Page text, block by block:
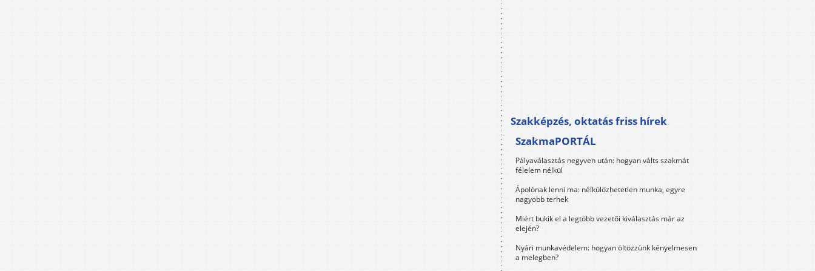
Szakképzés, oktatás friss hírek
SzakmaPORTÁL
Pályaválasztás negyven után: hogyan válts szakmát
félelem nélkül
Ápolónak lenni ma: nélkülözhetetlen munka, egyre
nagyobb terhek
Miért bukik el a legtöbb vezetői kiválasztás már az
elején?
Nyári munkavédelem: hogyan öltözzünk kényelmesen
a melegben?